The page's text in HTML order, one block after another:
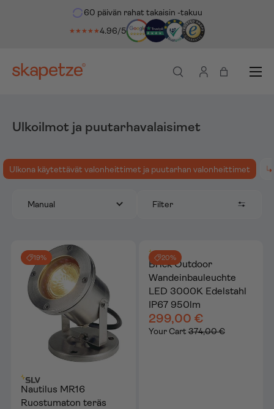
sisältöön 60 päivän rahat takaisin -takuu
★★★★★4.96/5
Haku
Kirjaudu sisään
Ostoskassi
Valikko
Ulkoilmot ja puutarhavalaisimet
Ulkona käytettävät valonheittimet ja puutarhan valonheittimet
Manual Filter
19%
Nautilus MR16
Ruostumaton teräs
20%
Brick Outdoor
Wandeinbauleuchte
LED 3000K Edelstahl
IP67 950lm
299,00 €
Your Cart374,00 €